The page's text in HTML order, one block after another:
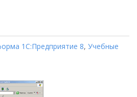
1С:Предприятие 8, Учебные